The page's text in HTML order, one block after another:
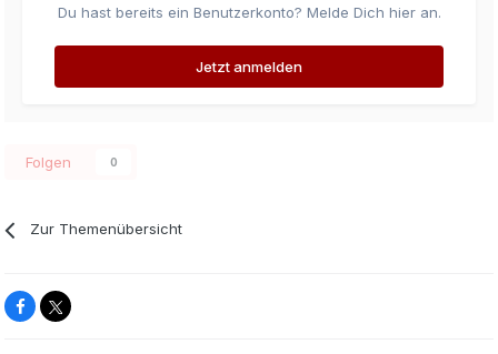
Du hast bereits ein Benutzerkonto? Melde Dich hier an.
Jetzt anmelden
Folgen 0
Zur Themenübersicht